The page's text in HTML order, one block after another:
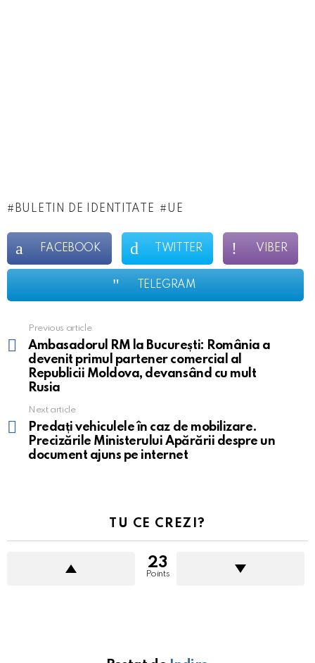
BULETIN DE IDENTITATE UE
FACEBOOK TWITTER VIBER
TELEGRAM
more
Previous article
Ambasadorul RM la București: România a
devenit primul partener comercial al
Republicii Moldova, devansând cu mult
Rusia
Next article
Predați vehiculele în caz de mobilizare.
Precizările Ministerului Apărării despre un
document ajuns pe internet
TU CE CREZI?
23
Points